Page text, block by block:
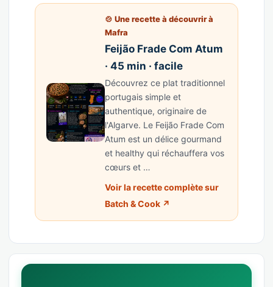
🍲 Une recette à découvrir à
Mafra
Feijão Frade Com Atum
· 45 min · facile
Découvrez ce plat traditionnel
portugais simple et
authentique, originaire de
l'Algarve. Le Feijão Frade Com
Atum est un délice gourmand
et healthy qui réchauffera vos
cœurs et …
Voir la recette complète sur
Batch & Cook ↗